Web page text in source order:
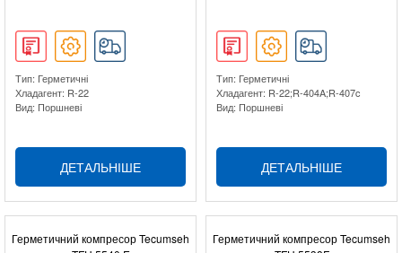
Тип: Герметичні
Хладагент: R-22
Вид: Поршневі
ДЕТАЛЬНІШЕ
Тип: Герметичні
Хладагент: R-22;R-404A;R-407c
Вид: Поршневі
ДЕТАЛЬНІШЕ
Герметичний компресор Tecumseh
Герметичний компресор Tecumseh